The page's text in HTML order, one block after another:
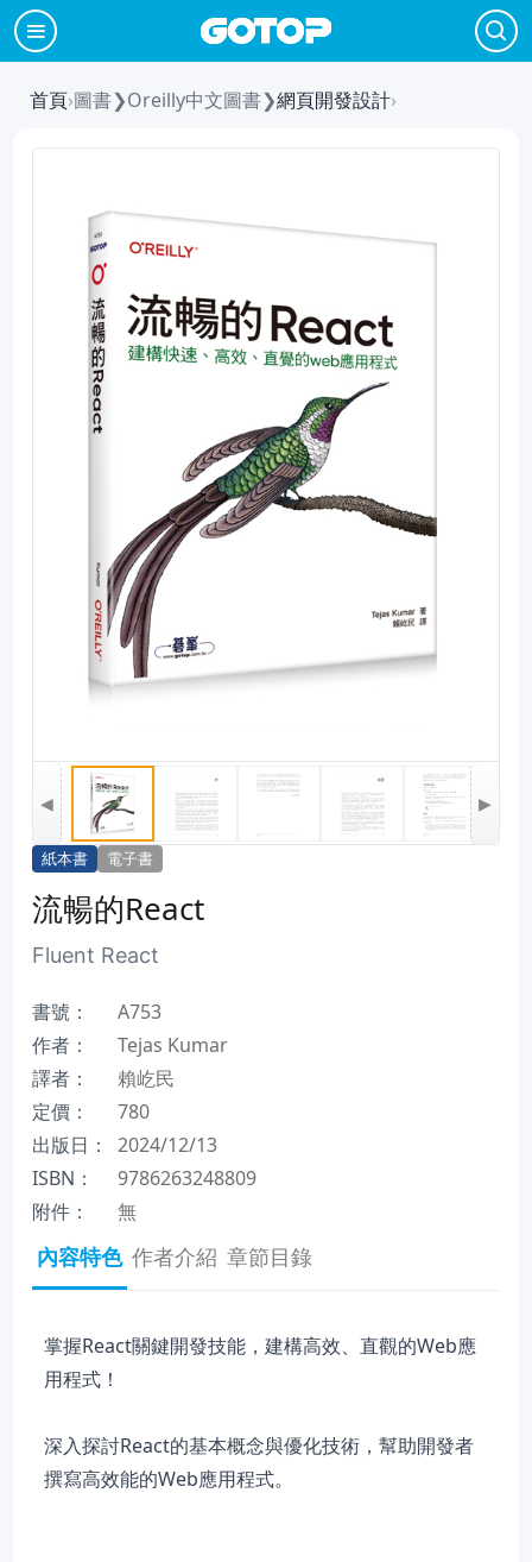
首頁›圖書❯Oreilly中文圖書❯網頁開發設計›
◀ ▶
紙本書 電子書
流暢的React
Fluent React
書號：
A753
作者：
Tejas Kumar
譯者：
賴屹民
定價：
780
出版日：
2024/12/13
ISBN：
9786263248809
附件：
無
內容特色 作者介紹 章節目錄
掌握React關鍵開發技能，建構高效、直觀的Web應
用程式！
深入探討React的基本概念與優化技術，幫助開發者
撰寫高效能的Web應用程式。